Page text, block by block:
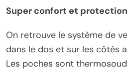
Super confort et protection
On retrouve le système de
dans le dos et sur les côtés
Les poches sont